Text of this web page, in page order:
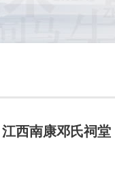
江西南康邓氏祠堂